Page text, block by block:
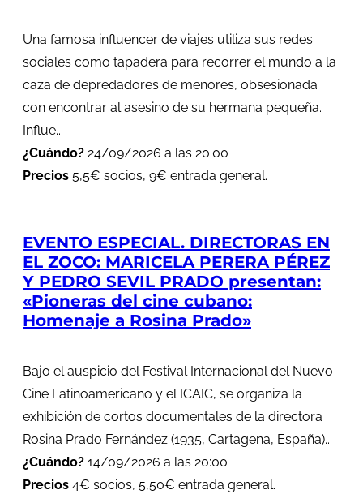
Una famosa influencer de viajes utiliza sus redes
sociales como tapadera para recorrer el mundo a la
caza de depredadores de menores, obsesionada
con encontrar al asesino de su hermana pequeña.
Influe...
¿Cuándo? 24/09/2026 a las 20:00
Precios 5,5€ socios, 9€ entrada general.
EVENTO ESPECIAL. DIRECTORAS EN
EL ZOCO: MARICELA PERERA PÉREZ
Y PEDRO SEVIL PRADO presentan:
«Pioneras del cine cubano:
Homenaje a Rosina Prado»
Bajo el auspicio del Festival Internacional del Nuevo
Cine Latinoamericano y el ICAIC, se organiza la
exhibición de cortos documentales de la directora
Rosina Prado Fernández (1935, Cartagena, España)...
¿Cuándo? 14/09/2026 a las 20:00
Precios 4€ socios, 5,50€ entrada general.